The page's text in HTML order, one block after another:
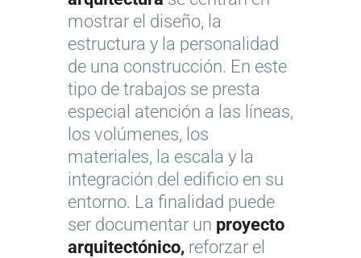
mostrar el diseño, la
estructura y la personalidad
de una construcción. En este
tipo de trabajos se presta
especial atención a las líneas,
los volúmenes, los
materiales, la escala y la
integración del edificio en su
entorno. La finalidad puede
ser documentar un proyecto
arquitectónico, reforzar el